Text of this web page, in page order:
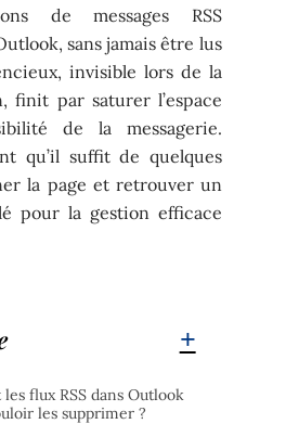
de messages RSS
sans jamais être lus
invisible lors de la
finit par saturer l’espace
de la messagerie.
qu’il suffit de quelques
la page et retrouver un
pour la gestion efficace
flux RSS dans Outlook
les supprimer ?